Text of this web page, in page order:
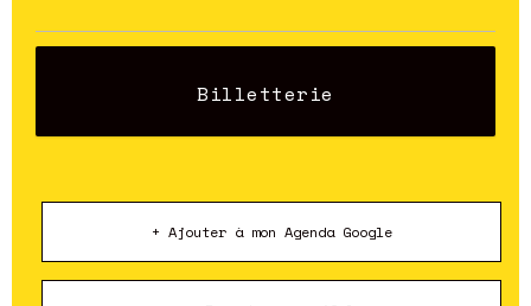
Billetterie
+ Ajouter à mon Agenda Google